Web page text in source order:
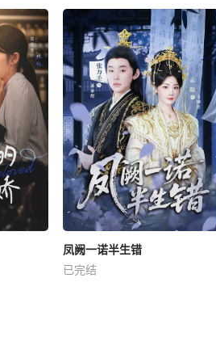
凤阙一诺半生错
已完结